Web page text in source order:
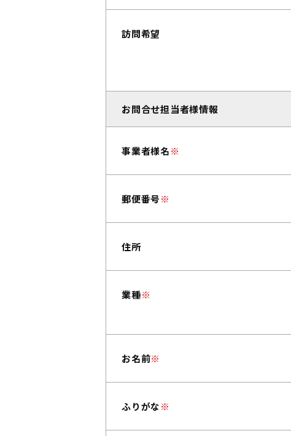
訪問希望
お問合せ担当者様情報
事業者様名※
郵便番号※
住所
業種※
お名前※
ふりがな※